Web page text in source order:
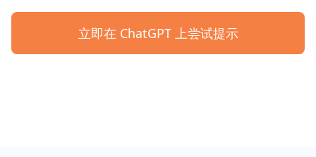
立即在 ChatGPT 上尝试提示